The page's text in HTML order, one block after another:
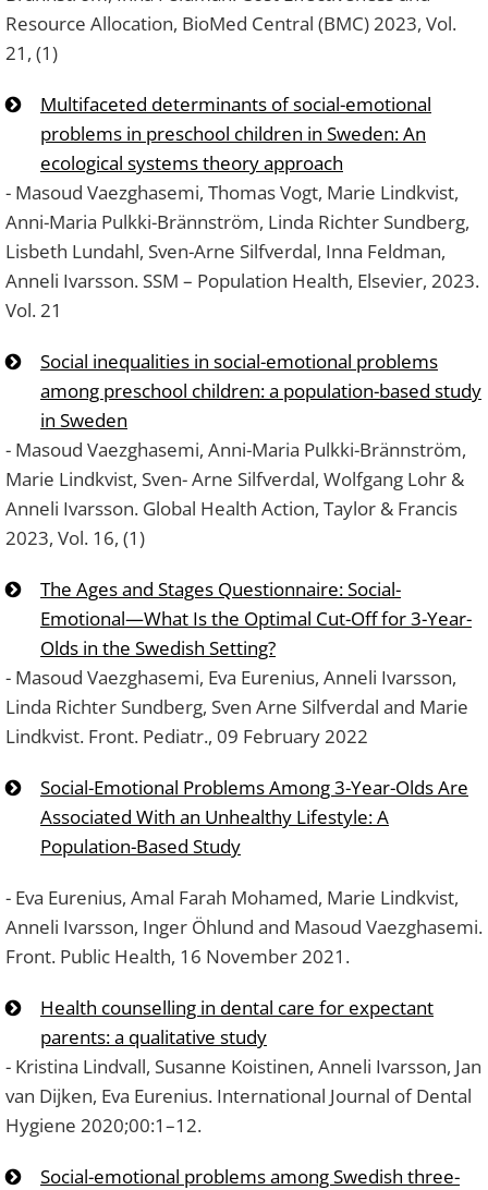
Resource Allocation, BioMed Central (BMC) 2023, Vol.
21, (1)
Multifaceted determinants of social-emotional
problems in preschool children in Sweden: An
ecological systems theory approach
- Masoud Vaezghasemi, Thomas Vogt, Marie Lindkvist,
Anni-Maria Pulkki-Brännström, Linda Richter Sundberg,
Lisbeth Lundahl, Sven-Arne Silfverdal, Inna Feldman,
Anneli Ivarsson. SSM – Population Health, Elsevier, 2023.
Vol. 21
Social inequalities in social-emotional problems
among preschool children: a population-based study
in Sweden
- Masoud Vaezghasemi, Anni-Maria Pulkki-Brännström,
Marie Lindkvist, Sven- Arne Silfverdal, Wolfgang Lohr &
Anneli Ivarsson. Global Health Action, Taylor & Francis
2023, Vol. 16, (1)
The Ages and Stages Questionnaire: Social-
Emotional—What Is the Optimal Cut-Off for 3-Year-
Olds in the Swedish Setting?
- Masoud Vaezghasemi, Eva Eurenius, Anneli Ivarsson,
Linda Richter Sundberg, Sven Arne Silfverdal and Marie
Lindkvist. Front. Pediatr., 09 February 2022
Social-Emotional Problems Among 3-Year-Olds Are
Associated With an Unhealthy Lifestyle: A
Population-Based Study
- Eva Eurenius, Amal Farah Mohamed, Marie Lindkvist,
Anneli Ivarsson, Inger Öhlund and Masoud Vaezghasemi.
Front. Public Health, 16 November 2021.
Health counselling in dental care for expectant
parents: a qualitative study
- Kristina Lindvall, Susanne Koistinen, Anneli Ivarsson, Jan
van Dijken, Eva Eurenius. International Journal of Dental
Hygiene 2020;00:1–12.
Social-emotional problems among Swedish three-